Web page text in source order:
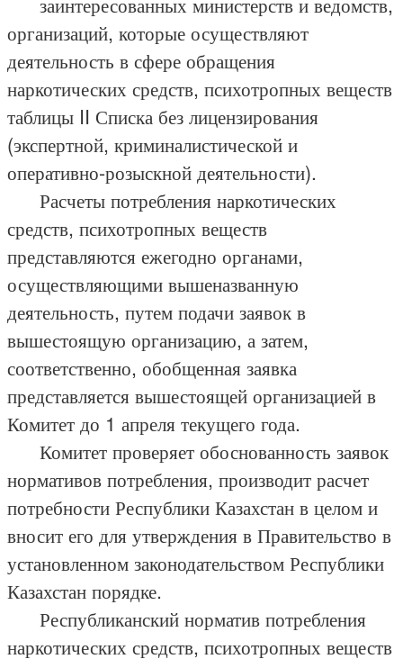
организаций, которые осуществляют
деятельность в сфере обращения
наркотических средств, психотропных веществ
таблицы II Списка без лицензирования
(экспертной, криминалистической и
оперативно-розыскной деятельности).
Расчеты потребления наркотических
средств, психотропных веществ
представляются ежегодно органами,
осуществляющими вышеназванную
деятельность, путем подачи заявок в
вышестоящую организацию, а затем,
соответственно, обобщенная заявка
представляется вышестоящей организацией в
Комитет до 1 апреля текущего года.
Комитет проверяет обоснованность заявок
нормативов потребления, производит расчет
потребности Республики Казахстан в целом и
вносит его для утверждения в Правительство в
установленном законодательством Республики
Казахстан порядке.
Республиканский норматив потребления
наркотических средств, психотропных веществ